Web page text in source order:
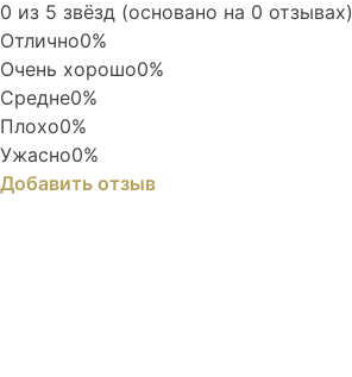
Rated
0
out
of
5
0 из 5 звёзд (основано на 0 отзывах)
Отлично0%
Очень хорошо0%
Средне0%
Плохо0%
Ужасно0%
Добавить отзыв